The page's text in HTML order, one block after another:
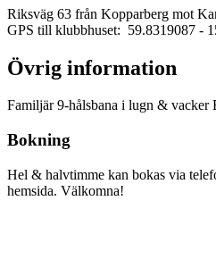
Riksväg 63 från Kopparberg mot
GPS till klubbhuset: 59.8319087 -
Övrig information
Familjär 9-hålsbana i lugn & vacker
Bokning
Hel & halvtimme kan bokas via
hemsida. Välkomna!